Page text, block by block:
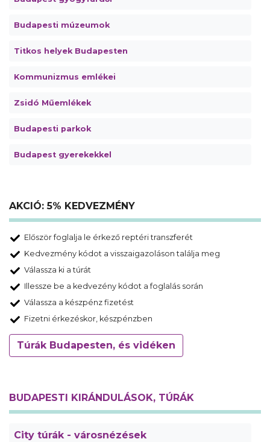
Budapesti múzeumok
Titkos helyek Budapesten
Kommunizmus emlékei
Zsidó Műemlékek
Budapesti parkok
Budapest gyerekekkel
AKCIÓ: 5% KEDVEZMÉNY
Először foglalja le érkező reptéri transzferét
Kedvezmény kódot a visszaigazoláson találja meg
Válassza ki a túrát
Illessze be a kedvezény kódot a foglalás során
Válassza a készpénz fizetést
Fizetni érkezéskor, készpénzben
Túrák Budapesten, és vidéken
BUDAPESTI KIRÁNDULÁSOK, TÚRÁK
City túrák - városnézések